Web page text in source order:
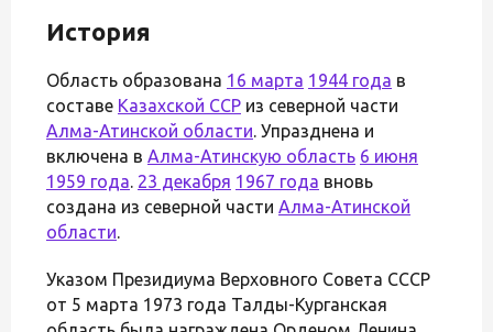
История
Область образована 16 марта 1944 года в
составе Казахской ССР из северной части
Алма-Атинской области. Упразднена и
включена в Алма-Атинскую область 6 июня
1959 года. 23 декабря 1967 года вновь
создана из северной части Алма-Атинской
области.
Указом Президиума Верховного Совета СССР
от 5 марта 1973 года Талды-Курганская